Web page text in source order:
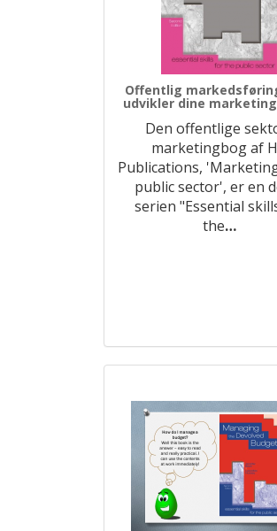
Offentlig
udvikler dine
Den offentlige
marketingbog af
Publications,
public sector', er en
serien "Essential
the…